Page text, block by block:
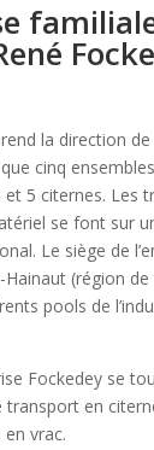
la direction
cinq
5 citernes. Les
se font sur
Le siège de
(région
pools de
Fockedey se
transport en
vrac.